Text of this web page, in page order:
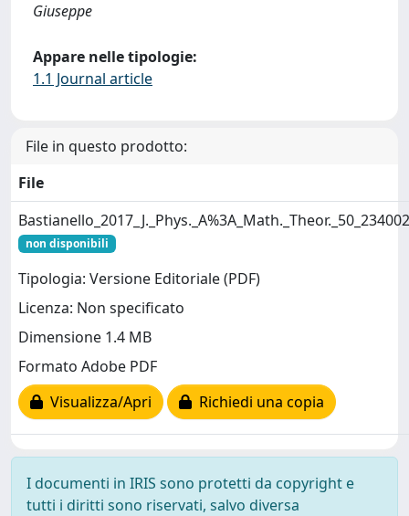
Giuseppe
Appare nelle tipologie:
1.1 Journal article
File in questo prodotto:
File
non disponibili
Tipologia: Versione Editoriale (PDF)
Licenza: Non specificato
Dimensione 1.4 MB
Formato Adobe PDF
Visualizza/Apri
Richiedi una copia
I documenti in IRIS sono protetti da copyright e
tutti i diritti sono riservati, salvo diversa